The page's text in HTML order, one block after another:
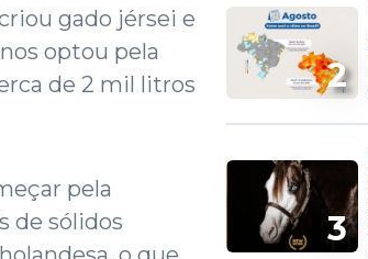
gado jérsei e
optou pela
de 2 mil litros
pela
de sólidos
2
3